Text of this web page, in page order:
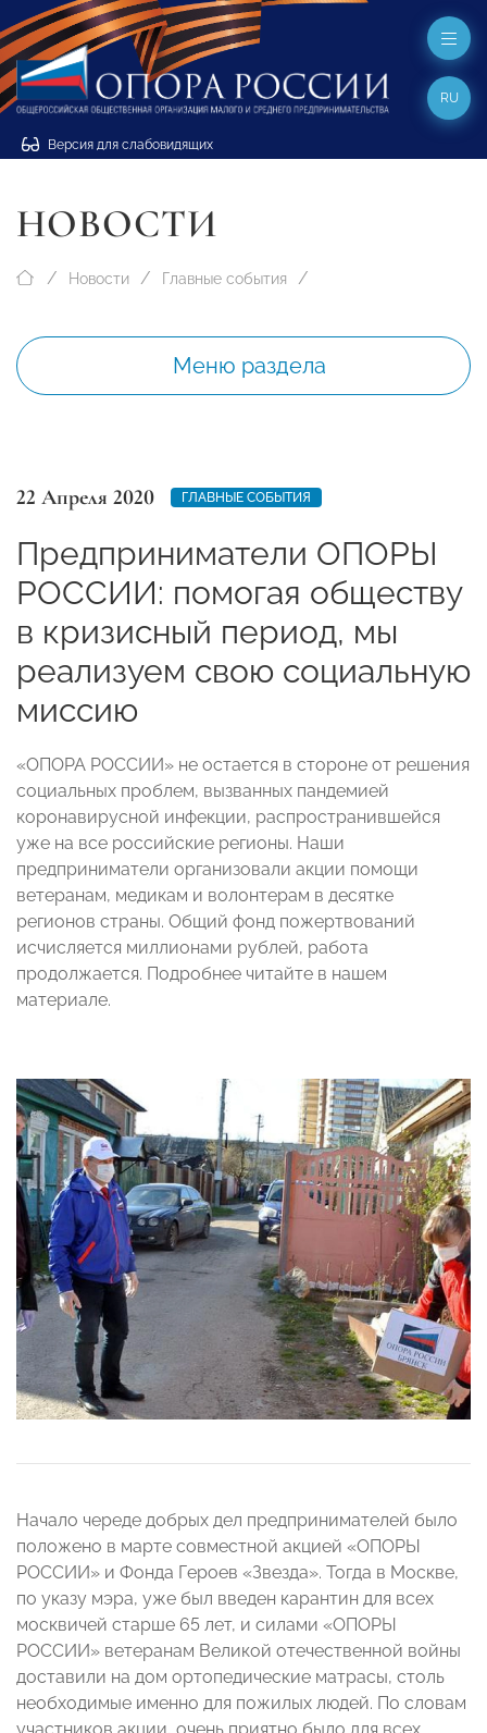
Версия для слабовидящих
RU
НОВОСТИ
Новости Главные события
Меню раздела
22 Апреля 2020 ГЛАВНЫЕ СОБЫТИЯ
Предприниматели ОПОРЫ
РОССИИ: помогая обществу
в кризисный период, мы
реализуем свою социальную
миссию
«ОПОРА РОССИИ» не остается в стороне от решения
социальных проблем, вызванных пандемией
коронавирусной инфекции, распространившейся
уже на все российские регионы. Наши
предприниматели организовали акции помощи
ветеранам, медикам и волонтерам в десятке
регионов страны. Общий фонд пожертвований
исчисляется миллионами рублей, работа
продолжается. Подробнее читайте в нашем
материале.
Начало череде добрых дел предпринимателей было
положено в марте совместной акцией «ОПОРЫ
РОССИИ» и Фонда Героев «Звезда». Тогда в Москве,
по указу мэра, уже был введен карантин для всех
москвичей старше 65 лет, и силами «ОПОРЫ
РОССИИ» ветеранам Великой отечественной войны
доставили на дом ортопедические матрасы, столь
необходимые именно для пожилых людей. По словам